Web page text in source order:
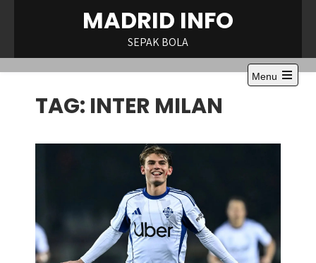
MADRID INFO
SEPAK BOLA
Menu
Open
TAG: INTER MILAN